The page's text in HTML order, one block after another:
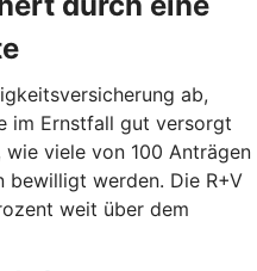
ab,
im Ernstfall gut versorgt
viele von 100 Anträgen
bewilligt werden. Die R+V
weit über dem